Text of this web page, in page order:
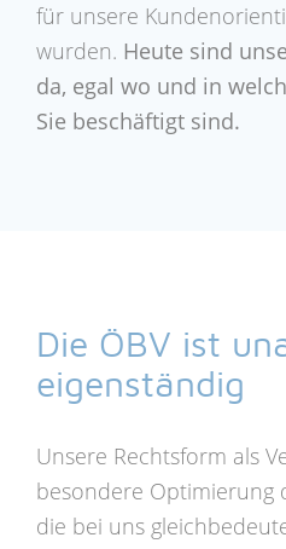
für unsere
wurden. Heute sind
da, egal wo und in
Sie beschäftigt sind.
Die ÖBV ist
eigenständig
Unsere Rechtsform als
besondere Optimierung
die bei uns